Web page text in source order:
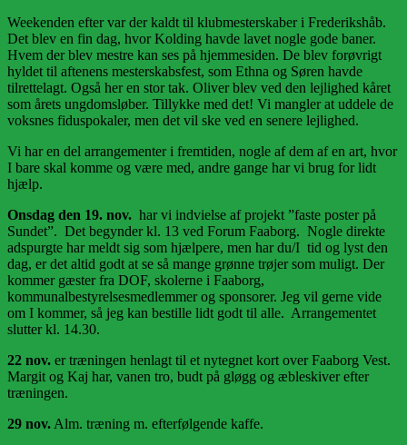
Weekenden efter var der kaldt til klubmesterskaber i Frederikshåb.
Det blev en fin dag, hvor Kolding havde lavet nogle gode baner.
Hvem der blev mestre kan ses på hjemmesiden. De blev forøvrigt
hyldet til aftenens mesterskabsfest, som Ethna og Søren havde
tilrettelagt. Også her en stor tak. Oliver blev ved den lejlighed kåret
som årets ungdomsløber. Tillykke med det! Vi mangler at uddele de
voksnes fiduspokaler, men det vil ske ved en senere lejlighed.
Vi har en del arrangementer i fremtiden, nogle af dem af en art, hvor
I bare skal komme og være med, andre gange har vi brug for lidt
hjælp.
Onsdag den 19. nov. har vi indvielse af projekt ”faste poster på
Sundet”. Det begynder kl. 13 ved Forum Faaborg. Nogle direkte
adspurgte har meldt sig som hjælpere, men har du/I tid og lyst den
dag, er det altid godt at se så mange grønne trøjer som muligt. Der
kommer gæster fra DOF, skolerne i Faaborg,
kommunalbestyrelsesmedlemmer og sponsorer. Jeg vil gerne vide
om I kommer, så jeg kan bestille lidt godt til alle. Arrangementet
slutter kl. 14.30.
22 nov. er træningen henlagt til et nytegnet kort over Faaborg Vest.
Margit og Kaj har, vanen tro, budt på gløgg og æbleskiver efter
træningen.
29 nov. Alm. træning m. efterfølgende kaffe.